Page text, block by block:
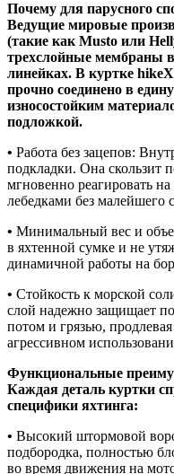
Почему для парусного
Ведущие мировые
(такие как Musto или
трехслойные мембраны
линейках. В куртке
прочно соединено в
износостойким
подложкой.
• Работа без зацепов:
подкладки. Она скользит
мгновенно реагировать
лебедками без малейшего
• Минимальный вес и
в яхтенной сумке и не
динамичной работы на
• Стойкость к морской
слой надежно защищает
потом и грязью,
агрессивном
Функциональные
Каждая деталь куртки
специфики яхтинга:
• Высокий штормовой
подбородка, полностью
во время движения на